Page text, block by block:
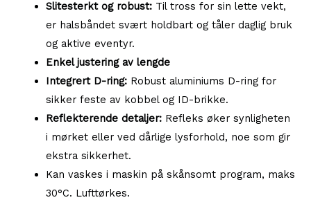
Slitesterkt og robust: Til tross for sin lette vekt,
er halsbåndet svært holdbart og tåler daglig bruk
og aktive eventyr.
Enkel justering av lengde
Integrert D-ring: Robust aluminiums D-ring for
sikker feste av kobbel og ID-brikke.
Reflekterende detaljer: Refleks øker synligheten
i mørket eller ved dårlige lysforhold, noe som gir
ekstra sikkerhet.
Kan vaskes i maskin på skånsomt program, maks
30°C. Lufttørkes.